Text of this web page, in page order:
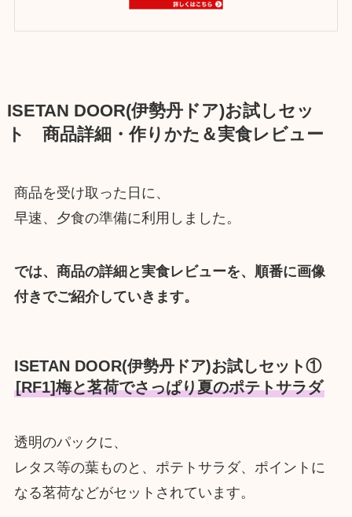
ISETAN DOOR(伊勢丹ドア)お試しセッ
ト 商品詳細・作りかた＆実食レビュー
商品を受け取った日に、
早速、夕食の準備に利用しました。
では、商品の詳細と実食レビューを、順番に画像
付きでご紹介していきます。
ISETAN DOOR(伊勢丹ドア)お試しセット①
[RF1]梅と茗荷でさっぱり夏のポテトサラダ
透明のパックに、
レタス等の葉ものと、ポテトサラダ、ポイントに
なる茗荷などがセットされています。